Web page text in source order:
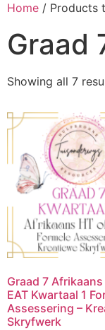
Home / Products
Graad
Showing all 7
Graad 7
EAT Kwartaal 1
Assessering –
Skryfwerk